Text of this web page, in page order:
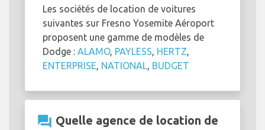
Les sociétés de location de voitures
suivantes sur Fresno Yosemite Aéroport
proposent une gamme de modèles de
Dodge : ALAMO, PAYLESS, HERTZ,
ENTERPRISE, NATIONAL, BUDGET
question_answer Quelle agence de location de